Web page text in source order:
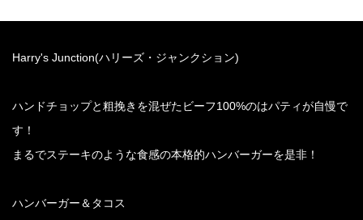
Harry's Junction(ハリーズ・ジャンクション)
ハンドチョップと粗挽きを混ぜたビーフ100%のはパティが自慢で
す！
まるでステーキのような食感の本格的ハンバーガーを是非！
ハンバーガー＆タコス